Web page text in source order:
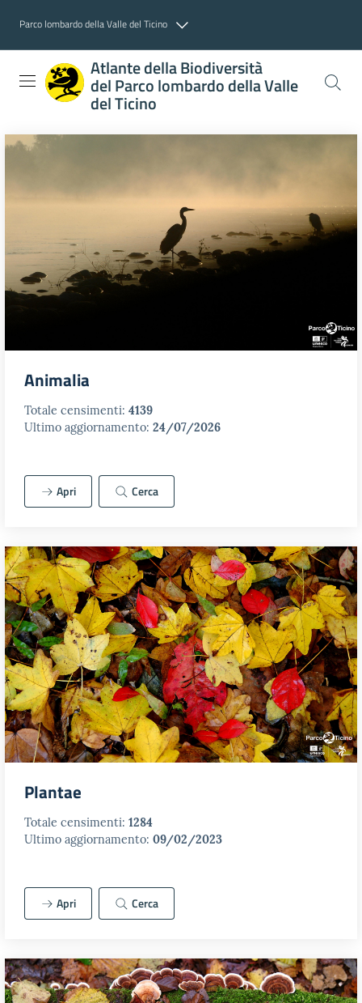
Parco lombardo della Valle del Ticino
Atlante della Biodiversità
del Parco lombardo della Valle
del Ticino
Animalia
Totale censimenti: 4139
Ultimo aggiornamento: 24/07/2026
Apri Cerca
Plantae
Totale censimenti: 1284
Ultimo aggiornamento: 09/02/2023
Apri Cerca